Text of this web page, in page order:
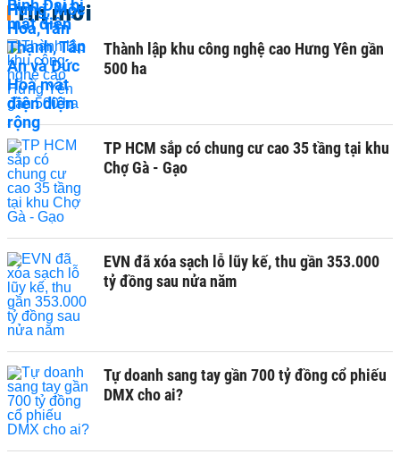
Tin mới
Thành lập khu công nghệ cao Hưng Yên gần
500 ha
TP HCM sắp có chung cư cao 35 tầng tại khu
Chợ Gà - Gạo
EVN đã xóa sạch lỗ lũy kế, thu gần 353.000
tỷ đồng sau nửa năm
Tự doanh sang tay gần 700 tỷ đồng cổ phiếu
DMX cho ai?